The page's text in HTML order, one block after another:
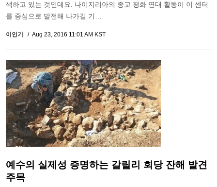
색하고 있는 것인데요. 나이지리아의 종교 평화 연대 활동이 이 센터
를 중심으로 발전해 나가길 기…
이인기 Aug 23, 2016 11:01 AM KST
예수의 실제성 증명하는 갈릴리 회당 잔해 발견
주목